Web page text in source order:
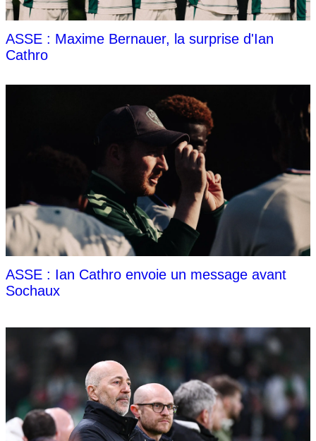
ASSE : Maxime Bernauer, la surprise d'Ian
Cathro
ASSE : Ian Cathro envoie un message avant
Sochaux